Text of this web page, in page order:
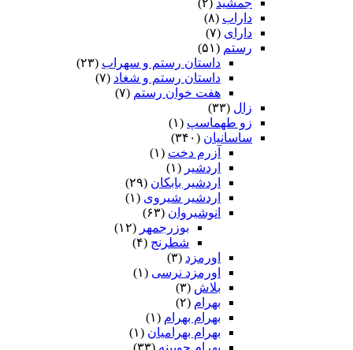
داراب (۸)
دارای (۷)
رستم (۵۱)
داستان رستم و سهراب (۲۳)
داستان رستم و شغاد (۷)
هفت خوان رستم‏ (۷)
زال (۳۳)
زو طهماسپ‏ (۱)
ساسانیان (۳۴۰)
آزرم دخت (۱)
اردشیر (۱)
اردشیر بابکان (۲۹)
اردشیر شیروی (۱)
انوشیروان (۶۳)
بوزرجمهر (۱۲)
شطرنج (۴)
اورمزد (۳)
اورمزد نرسى‏ (۱)
بلاش (۳)
بهرام (۲)
بهرام بهرام (۱)
بهرام بهرامیان‏ (۱)
بهرام چوبینه (۳۳)